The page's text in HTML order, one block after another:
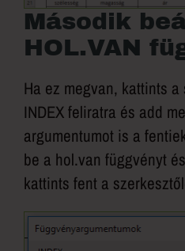
Második
HOL.VAN
Ha ez megvan, kattints
INDEX feliratra és add
argumentumot is a
be a hol.van függvényt
kattints fent a